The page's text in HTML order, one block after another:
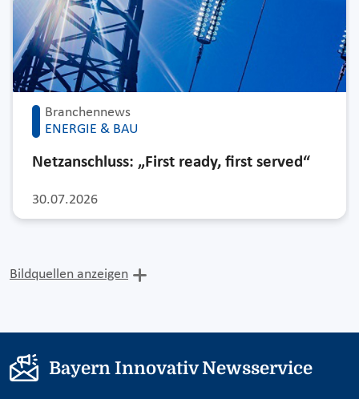
Branchennews
ENERGIE & BAU
30.07.2026
Netzanschluss: „First ready, first served“
Bildquellen anzeigen
Bayern Innovativ Newsservice